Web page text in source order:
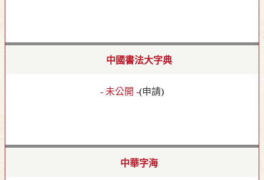
中國書法大字典
- 未公開 -(申請)
中華字海